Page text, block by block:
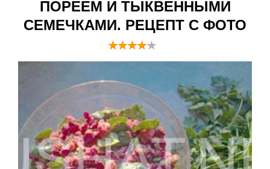
ПОРЕЕМ И ТЫКВЕННЫМИ
СЕМЕЧКАМИ. РЕЦЕПТ С ФОТО